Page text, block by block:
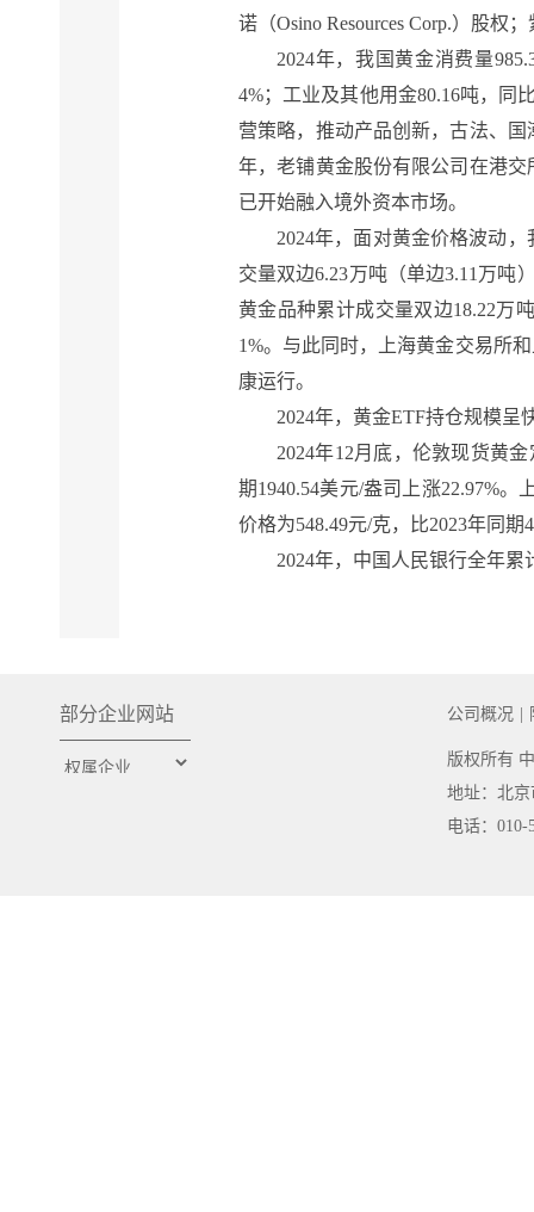
诺（Osino Resources Corp.）股
2024年，我国黄金消费量
4%；工业及其他用金80.16吨，同
营策略，推动产品创新，古法、
年，老铺黄金股份有限公司在港
已开始融入境外资本市场。
2024年，面对黄金价格波动
交量双边6.23万吨（单边3.11万吨
黄金品种累计成交量双边18.22万
1%。与此同时，上海黄金交易所
康运行。
2024年，黄金ETF持仓规模呈
2024年12月底，伦敦现货黄
期1940.54美元/盎司上涨22.97%。
价格为548.49元/克，比2023年同期
2024年，中国人民银行全年
部分企业网站 公司概况
版权所有
地址：北
电话：010-